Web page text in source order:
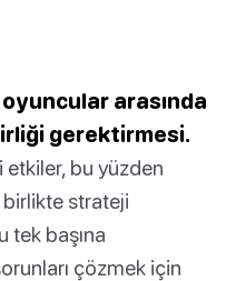
oyuncular arasında
gerektirmesi.
bu yüzden
strateji
tek başına
çözmek için